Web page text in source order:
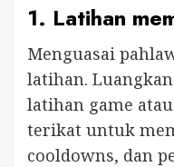
1. Latihan
Menguasai
latihan.
latihan game
terikat untuk
cooldowns, dan